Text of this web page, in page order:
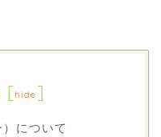
[hide ]
について